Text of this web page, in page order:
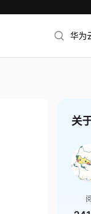
华为
关